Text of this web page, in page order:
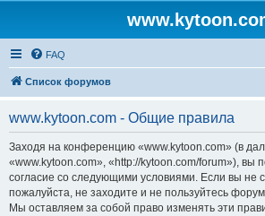
FAQ
Список форумов
www.kytoon.com - Общие правила
Заходя на конференцию «www.kytoon.com» (в
«www.kytoon.com», «http://kytoon.com/forum»), вы
согласие со следующими условиями. Если вы не
пожалуйста, не заходите и не пользуйтесь
Мы оставляем за собой право изменять эти